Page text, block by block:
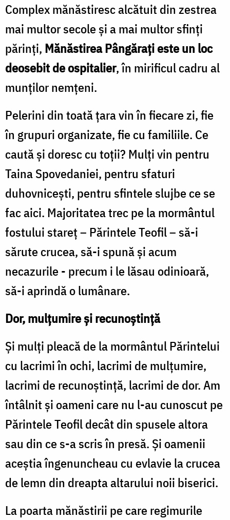
Complex mănăstiresc alcătuit din zestrea
mai multor secole și a mai multor sfinți
părinți, Mănăstirea Pângăraţi este un loc
deosebit de ospitalier, în mirificul cadru al
munţilor nemţeni.
Pelerini din toată ţara vin în fiecare zi, fie
în grupuri organizate, fie cu familiile. Ce
caută şi doresc cu toţii? Mulţi vin pentru
Taina Spovedaniei, pentru sfaturi
duhovniceşti, pentru sfintele slujbe ce se
fac aici. Majoritatea trec pe la mormântul
fostului stareţ – Părintele Teofil – să-i
sărute crucea, să-i spună şi acum
necazurile - precum i le lăsau odinioară,
să-i aprindă o lumânare.
Dor, mulțumire și recunoștință
Şi mulţi pleacă de la mormântul Părintelui
cu lacrimi în ochi, lacrimi de mulţumire,
lacrimi de recunoştinţă, lacrimi de dor. Am
întâlnit şi oameni care nu l-au cunoscut pe
Părintele Teofil decât din spusele altora
sau din ce s-a scris în presă. Şi oamenii
aceştia îngenuncheau cu evlavie la crucea
de lemn din dreapta altarului noii biserici.
La poarta mănăstirii pe care regimurile